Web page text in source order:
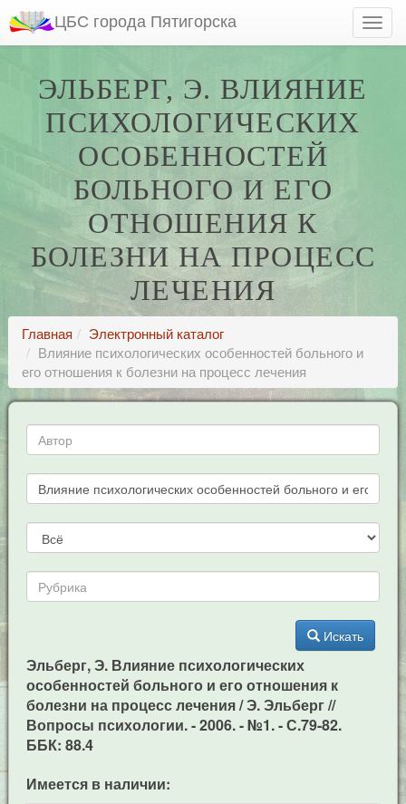
ЦБС города Пятигорска
ЭЛЬБЕРГ, Э. ВЛИЯНИЕ
ПСИХОЛОГИЧЕСКИХ
ОСОБЕННОСТЕЙ
БОЛЬНОГО И ЕГО
ОТНОШЕНИЯ К
БОЛЕЗНИ НА ПРОЦЕСС
ЛЕЧЕНИЯ
Главная
Электронный каталог
Влияние психологических особенностей больного и
его отношения к болезни на процесс лечения
Искать
Эльберг, Э. Влияние психологических
особенностей больного и его отношения к
болезни на процесс лечения / Э. Эльберг //
Вопросы психологии. - 2006. - №1. - С.79-82.
ББК: 88.4
Имеется в наличии: